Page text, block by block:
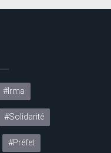
#Irma
#Solidarité
#Préfet